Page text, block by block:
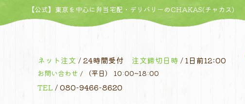
【公式】東京を中心に弁当宅配・デリバリーのCHAKAS(チャカス)
ネット注文 / 24時間受付 注文締切日時 / 1日前12:00
お問い合わせ / （平日） 10:00~18:00
TEL / 080-9466-8620